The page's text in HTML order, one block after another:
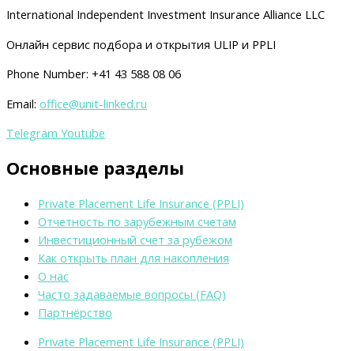
International Independent Investment Insurance Alliance LLC
Онлайн сервис подбора и открытия ULIP и PPLI
Phone Number: +41 43 588 08 06
Email: office@unit-linked.ru
Telegram Youtube
Основные разделы
Private Placement Life Insurance (PPLI)
Отчетность по зарубежным счетам
Инвестиционный счет за рубежом
Как открыть план для накопления
О нас
Часто задаваемые вопросы (FAQ)
Партнёрство
Private Placement Life Insurance (PPLI)